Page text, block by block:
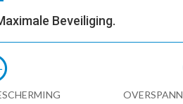
Beveiliging.